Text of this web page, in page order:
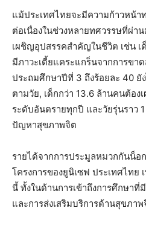
แม้ประเทศไทยจะมีความก้าวหน้า
ต่อเนื่องในช่วงหลายทศวรรษที่ผ่า
เผชิญอุปสรรคสำคัญในชีวิต เช่น เ
มีภาวะเตี้ยแคระแกร็นจากการขา
ประถมศึกษาปีที่ 3 ถึงร้อยละ 40 ยั
ตามวัย, เด็กกว่า 13.6 ล้านคนต้อ
ระดับอันตรายทุกปี และวัยรุ่นราว
ปัญหาสุขภาพจิต
รายได้จากการประมูลหมวกกันน็
โครงการของยูนิเซฟ ประเทศไทย
นี้ ทั้งในด้านการเข้าถึงการศึกษา
และการส่งเสริมบริการด้านสุขภาพ